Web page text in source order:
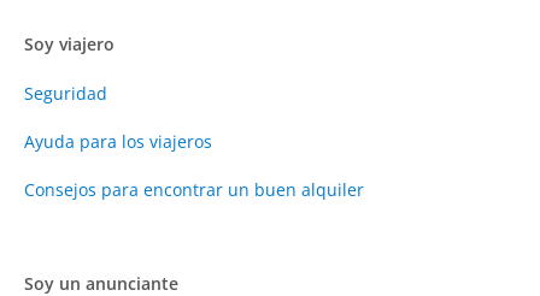
Soy viajero
Seguridad
Ayuda para los viajeros
Consejos para encontrar un buen alquiler
Soy un anunciante